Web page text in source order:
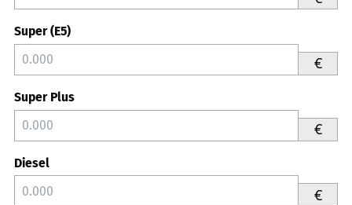
Super (E5)
€
Super Plus
€
Diesel
€